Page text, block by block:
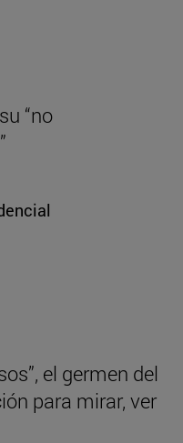
“no
el germen del
para mirar, ver